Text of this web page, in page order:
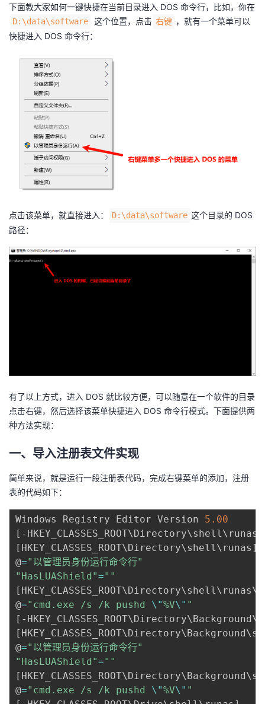
下面教大家如何一键快捷在当前目录进入 DOS 命令行，比如，你在
D:\data\software 这个位置，点击 右键 ，就有一个菜单可以
快捷进入 DOS 命令行：
点击该菜单，就直接进入： D:\data\software 这个目录的 DOS
路径：
有了以上方式，进入 DOS 就比较方便，可以随意在一个软件的目录
点击右键，然后选择该菜单快捷进入 DOS 命令行模式。下面提供两
种方法实现：
一、导入注册表文件实现
简单来说，就是运行一段注册表代码，完成右键菜单的添加，注册
表的代码如下：
Windows Registry Editor Version 5.00
[ -HKEY_CLASSES_ROOT\ Directory\shell\ runas
[ HKEY_CLASSES_ROOT\ Directory\shell\ runas ]
@="以管理员身份运行命令行"
"HasLUAShield"=""
[ HKEY_CLASSES_ROOT\ Directory\shell\ runas\
@="cmd.exe /s /k pushd \"%V\" "
[ -HKEY_CLASSES_ROOT\ Directory\ Background \
[ HKEY_CLASSES_ROOT\ Directory\ Background \
@="以管理员身份运行命令行"
"HasLUAShield"=""
[ HKEY_CLASSES_ROOT\ Directory\ Background \
@="cmd.exe /s /k pushd \"%V\" "